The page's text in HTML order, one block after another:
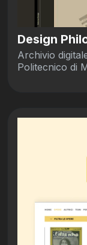
Design
Archivio
Politecnico di